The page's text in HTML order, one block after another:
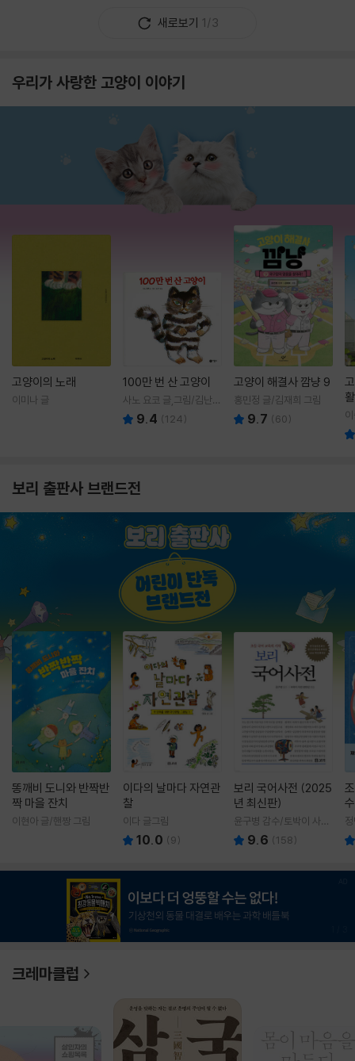
새로보기 1/3
우리가 사랑한 고양이 이야기
고양이의 노래
이미나 글
100만 번 산 고양이
사노 요코 글,그림/김난주
역 9.4 (124)
고양이 해결사 깜냥 9
홍민정 글/김재희 그림
9.7 (60)
보리 출판사 브랜드전
똥깨비 도니와 반짝반
짝 마을 잔치
이현아 글/핸짱 그림
이다의 날마다 자연관
찰
이다 글그림
10.0 (9)
보리 국어사전 (2025
년 최신판)
윤구병 감수/토박이 사전
편찬실 편
9.6 (158)
크레마클럽